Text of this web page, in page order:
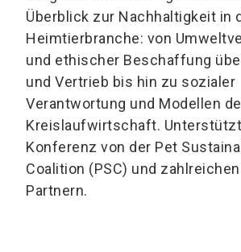
Überblick zur Nachhaltigkeit in
Heimtierbranche: von
und ethischer Beschaffung
und Vertrieb bis hin zu sozialer
Verantwortung und Modellen
Kreislaufwirtschaft.
Konferenz von der Pet
Coalition (PSC) und
Partnern.